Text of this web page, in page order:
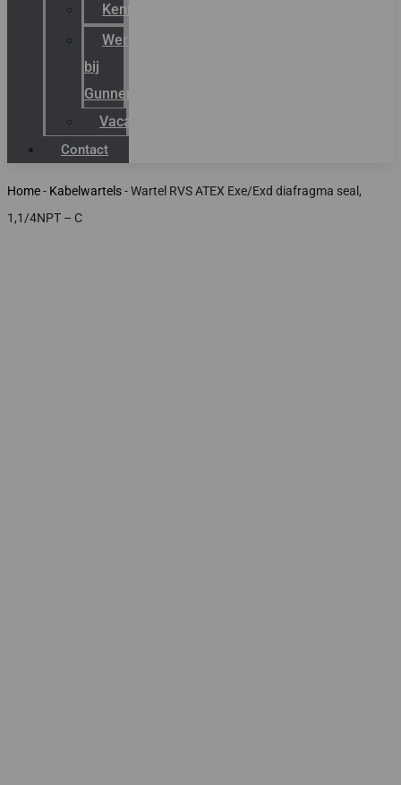
Kenniscentrum
Werken
bij
Gunneman
Vacatures
Contact
Home- Kabelwartels-Wartel RVS ATEX Exe/Exd diafragma seal,
1,1/4NPT – C